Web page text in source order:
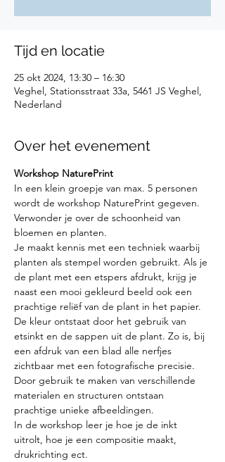
Tijd en locatie
25 okt 2024, 13:30 – 16:30
Veghel, Stationsstraat 33a, 5461 JS Veghel,
Nederland
Over het evenement
Workshop NaturePrint
In een klein groepje van max. 5 personen
wordt de workshop NaturePrint gegeven.
Verwonder je over de schoonheid van
bloemen en planten.
Je maakt kennis met een techniek waarbij
planten als stempel worden gebruikt. Als je
de plant met een etspers afdrukt, krijg je
naast een mooi gekleurd beeld ook een
prachtige reliëf van de plant in het papier.
De kleur ontstaat door het gebruik van
etsinkt en de sappen uit de plant. Zo is, bij
een afdruk van een blad alle nerfjes
zichtbaar met een fotografische precisie.
Door gebruik te maken van verschillende
materialen en structuren ontstaan
prachtige unieke afbeeldingen.
In de workshop leer je hoe je de inkt
uitrolt, hoe je een compositie maakt,
drukrichting ect.